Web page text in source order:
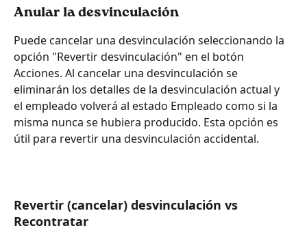
Anular la desvinculación
Puede cancelar una desvinculación seleccionando la
opción "Revertir desvinculación" en el botón
Acciones. Al cancelar una desvinculación se
eliminarán los detalles de la desvinculación actual y
el empleado volverá al estado Empleado como si la
misma nunca se hubiera producido. Esta opción es
útil para revertir una desvinculación accidental.
Revertir (cancelar) desvinculación vs
Recontratar